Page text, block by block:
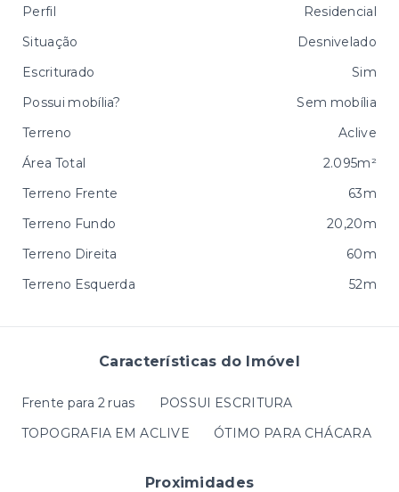
Características do Imóvel
Frente para 2 ruas
POSSUI ESCRITURA
TOPOGRAFIA EM ACLIVE
ÓTIMO PARA CHÁCARA
Proximidades
Perfil
Residencial
Situação
Desnivelado
Escriturado
Sim
Possui mobília?
Sem mobília
Terreno
Aclive
Área Total
2.095m²
Terreno Frente
63m
Terreno Fundo
20,20m
Terreno Direita
60m
Terreno Esquerda
52m